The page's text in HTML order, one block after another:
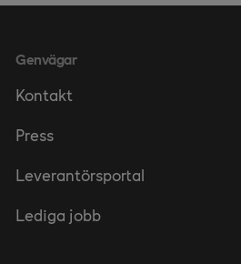
Genvägar
Kontakt
Press
Leverantörsportal
Lediga jobb